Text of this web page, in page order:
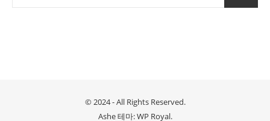
© 2024 - All Rights Reserved.
Ashe 테마:WP Royal.